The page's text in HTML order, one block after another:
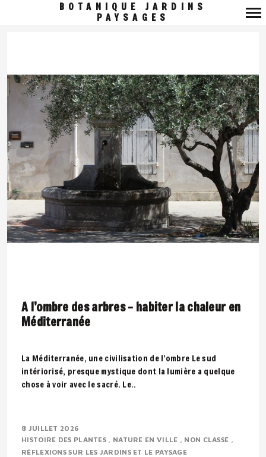
BOTANIQUE JARDINS
PAYSAGES
A l’ombre des arbres – habiter la chaleur en
Méditerranée
La Méditerranée, une civilisation de l’ombre Le sud
intériorisé, presque mystique dont la lumière a quelque
chose à voir avec le sacré. Le..
8 JUILLET 2026
HISTOIRE DES PLANTES
NATURE EN VILLE
NON CLASSÉ
RÉFLEXIONS SUR LES JARDINS ET LE PAYSAGE